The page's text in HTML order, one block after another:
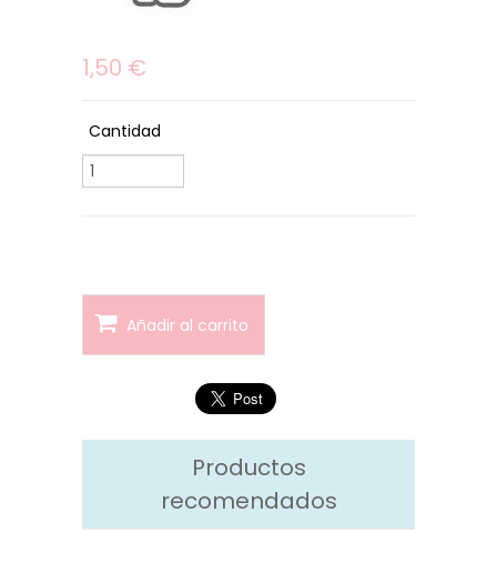
1,50 €
Cantidad
Añadir al carrito
Productos
recomendados